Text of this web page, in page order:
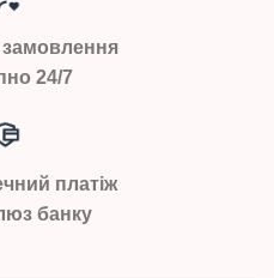
24/7
платіж
банку